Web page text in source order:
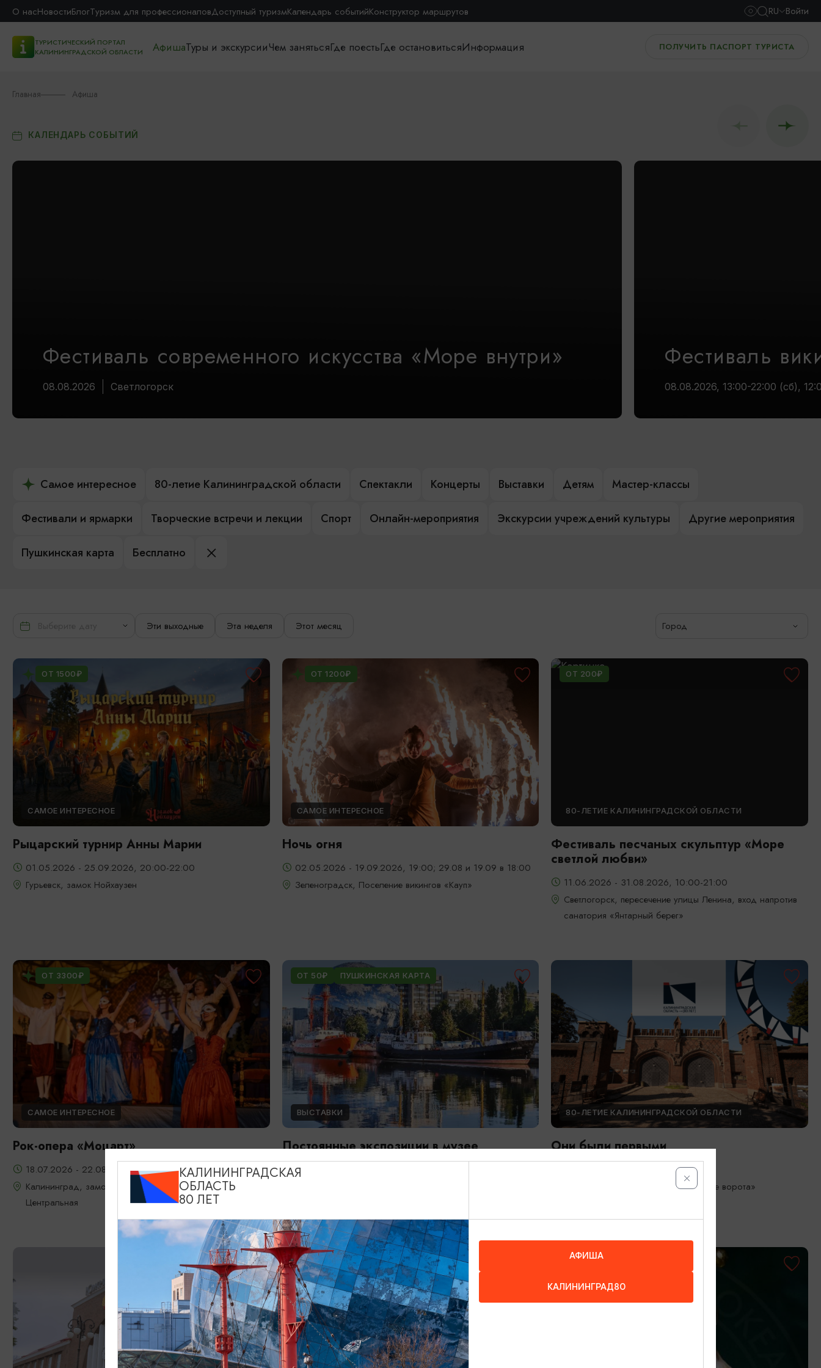
О насНовостиБлогТуризм для профессионаловДоступный туризмКалендарь событийКонструктор маршрутов RU Войти
ТУРИСТИЧЕСКИЙ ПОРТАЛ
КАЛИНИНГРАДСКОЙ ОБЛАСТИ
АфишаТуры и экскурсииЧем занятьсяГде поестьГде остановитьсяИнформация ПОЛУЧИТЬ ПАСПОРТ ТУРИСТА
Главная Афиша
КАЛЕНДАРЬ СОБЫТИЙ
Фестиваль современного искусства «Море внутри»
08.08.2026 Светлогорск
Фестиваль
08.08.2026, 13:00-22:00 (сб),
Самое интересное 80-летие Калининградской области Спектакли Концерты Выставки Детям Мастер-классы
Фестивали и ярмарки Творческие встречи и лекции Спорт Онлайн-мероприятия Экскурсии учреждений культуры Другие мероприятия
Пушкинская карта Бесплатно
Эти выходные Эта неделя Этот месяц Город
ОТ 1500₽
САМОЕ ИНТЕРЕСНОЕ
Рыцарский турнир Анны Марии
01.05.2026 - 25.09.2026, 20:00-22:00
Гурьевск, замок Нойхаузен
ОТ 1200₽
САМОЕ ИНТЕРЕСНОЕ
Ночь огня
02.05.2026 - 19.09.2026, 19:00; 29.08 и 19.09 в 18:00
Зеленоградск, Поселение викингов «Кауп»
ОТ 200₽
80-ЛЕТИЕ КАЛИНИНГРАДСКОЙ ОБЛАСТИ
Фестиваль песчаных скульптур «Море
светлой любви»
11.06.2026 - 31.08.2026, 10:00-21:00
Светлогорск, пересечение улицы Ленина, вход напротив
санатория «Янтарный берег»
ОТ 3300₽
САМОЕ ИНТЕРЕСНОЕ
Рок-опера «Моцарт»
18.07.2026 - 22.08.2026, 18:00, 7.08 и 22.08 в 17:00
Калининград, замок Шаакен, пос. Некрасово, ул.
Центральная
ОТ 50₽ ПУШКИНСКАЯ КАРТА
ВЫСТАВКИ
Постоянные экспозиции в музее
Мирового океана
80-ЛЕТИЕ КАЛИНИНГРАДСКОЙ ОБЛАСТИ
Они были первыми
Калининград, Музей «Фридландские ворота»
КАЛИНИНГРАДСКАЯ
ОБЛАСТЬ
80 ЛЕТ
АФИША
КАЛИНИНГРАД80